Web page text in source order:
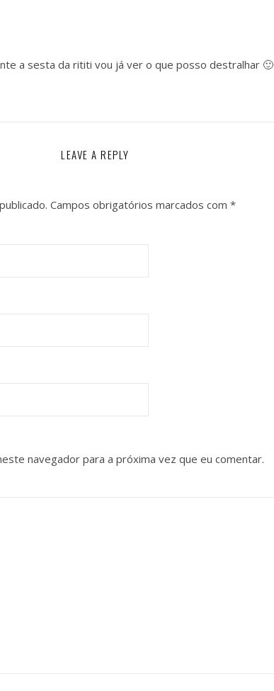
a sesta da rititi vou já ver o que posso destralhar 🙂
LEAVE A REPLY
Campos obrigatórios marcados com *
navegador para a próxima vez que eu comentar.